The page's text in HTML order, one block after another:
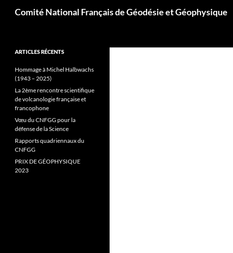
Comité National Français de Géodésie et Géophysique
ARTICLES RÉCENTS
Hommage à Michel Halbwachs
(1943 – 2025)
La 2ème rencontre scientifique
de volcanologie française et
francophone
Vœu du CNFGG pour la
défense de la Science
Rapports quadriennaux du
CNFGG
PRIX DE GÉOPHYSIQUE
2023